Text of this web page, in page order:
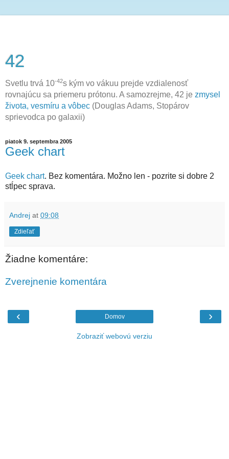
42
Svetlu trvá 10-42s kým vo vákuu prejde vzdialenosť
rovnajúcu sa priemeru prótonu. A samozrejme, 42 je zmysel
života, vesmíru a vôbec (Douglas Adams, Stopárov
sprievodca po galaxii)
piatok 9. septembra 2005
Geek chart
Geek chart. Bez komentára. Možno len - pozrite si dobre 2
stĺpec sprava.
Andrej at 09:08
Zdieľať
Žiadne komentáre:
Zverejnenie komentára
‹ ›
Domov
Zobraziť webovú verziu